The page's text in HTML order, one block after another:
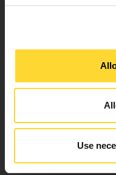
Use
Choisissez la
S’il vous plaît